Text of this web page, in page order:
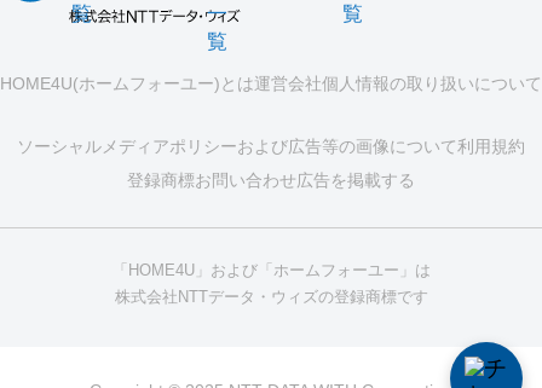
覧
一
覧
覧
HOME4U(ホームフォーユー)とは運営会社個人情報の取り扱いについて
ソーシャルメディアポリシーおよび広告等の画像について利用規約
登録商標お問い合わせ広告を掲載する
「HOME4U」および「ホームフォーユー」は
株式会社NTTデータ・ウィズの登録商標です